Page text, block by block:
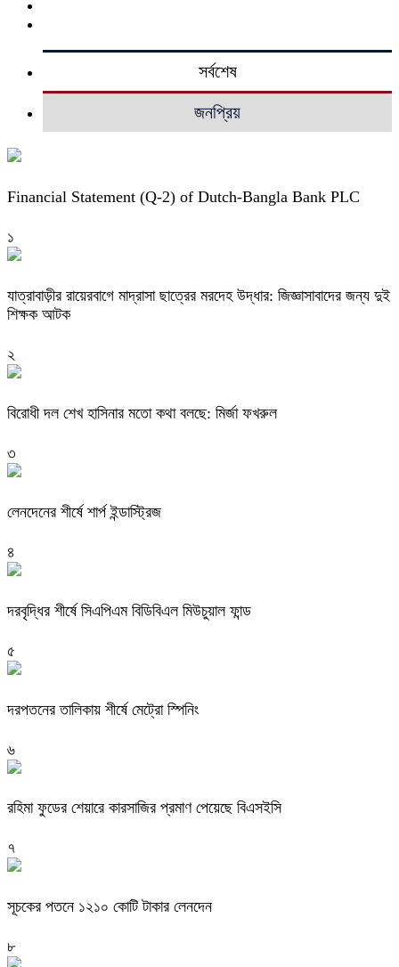
সর্বশেষ
জনপ্রিয়
Financial Statement (Q-2) of Dutch-Bangla Bank PLC
১
যাত্রাবাড়ীর রায়েরবাগে মাদ্রাসা ছাত্রের মরদেহ উদ্ধার: জিজ্ঞাসাবাদের জন্য দুই
শিক্ষক আটক
২
বিরোধী দল শেখ হাসিনার মতো কথা বলছে: মির্জা ফখরুল
৩
লেনদেনের শীর্ষে শার্প ইন্ডাস্ট্রিজ
৪
দরবৃদ্ধির শীর্ষে সিএপিএম বিডিবিএল মিউচুয়াল ফান্ড
৫
দরপতনের তালিকায় শীর্ষে মেট্রো স্পিনিং
৬
রহিমা ফুডের শেয়ারে কারসাজির প্রমাণ পেয়েছে বিএসইসি
৭
সূচকের পতনে ১২১০ কোটি টাকার লেনদেন
৮